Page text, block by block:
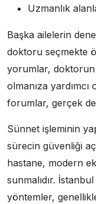
Uzmanlık
Başka ailelerin
doktoru seçmekte
yorumlar, doktorun
olmanıza
forumlar, gerçek
Sünnet işleminin
sürecin güvenliği
hastane, modern
sunmalıdır.
yöntemler,